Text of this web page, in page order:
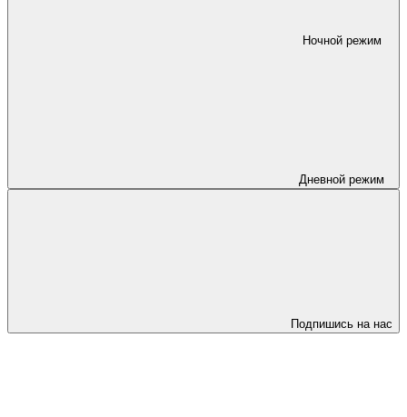
Ночной режим
Дневной режим
Подпишись на нас